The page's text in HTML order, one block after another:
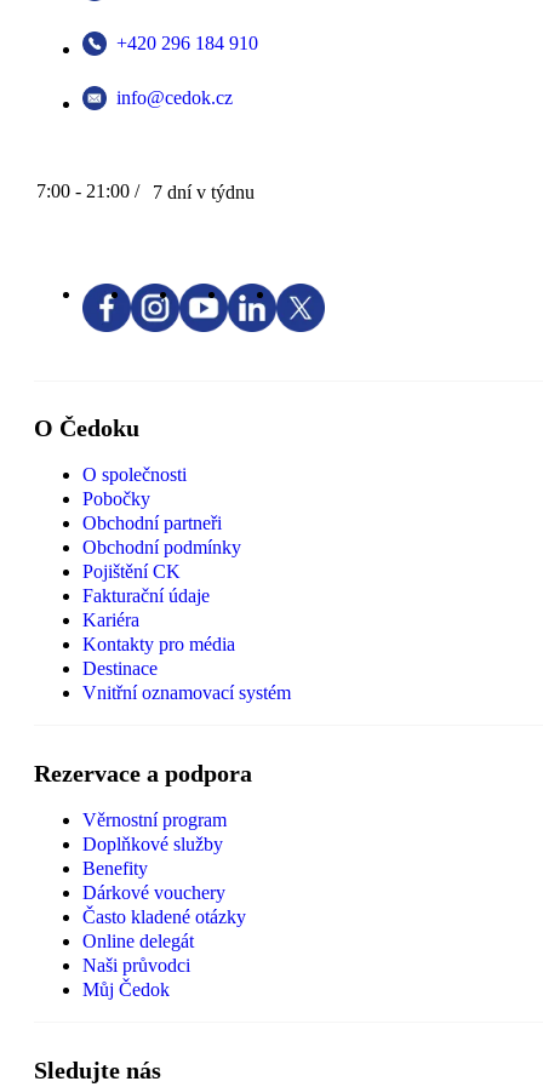
+420 296 184 910
info@cedok.cz
7:00 - 21:00 / 7 dní v týdnu
O Čedoku
O společnosti
Pobočky
Obchodní partneři
Obchodní podmínky
Pojištění CK
Fakturační údaje
Kariéra
Kontakty pro média
Destinace
Vnitřní oznamovací systém
Rezervace a podpora
Věrnostní program
Doplňkové služby
Benefity
Dárkové vouchery
Často kladené otázky
Online delegát
Naši průvodci
Můj Čedok
Sledujte nás